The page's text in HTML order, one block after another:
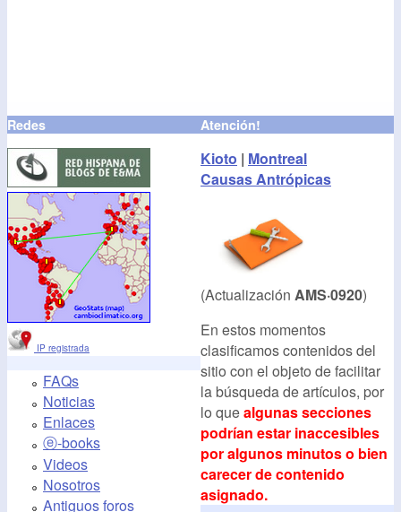
Redes
IP registrada
FAQs
Noticias
Enlaces
ⓔ-books
Videos
Nosotros
Antiguos foros
Atención!
Kioto | Montreal
Causas Antrópicas
(Actualización AMS·0920)
En estos momentos
clasificamos contenidos del
sitio con el objeto de facilitar
la búsqueda de artículos, por
lo quealgunas secciones
podrían estar inaccesibles
por algunos minutos o bien
carecer de contenido
asignado.